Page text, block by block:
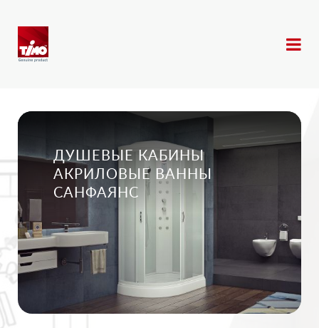
ДУШЕВЫЕ КАБИНЫ
АКРИЛОВЫЕ ВАННЫ
САНФАЯНС